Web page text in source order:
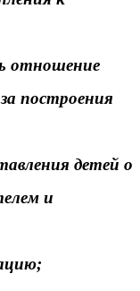
отношение
построения
детей о
и